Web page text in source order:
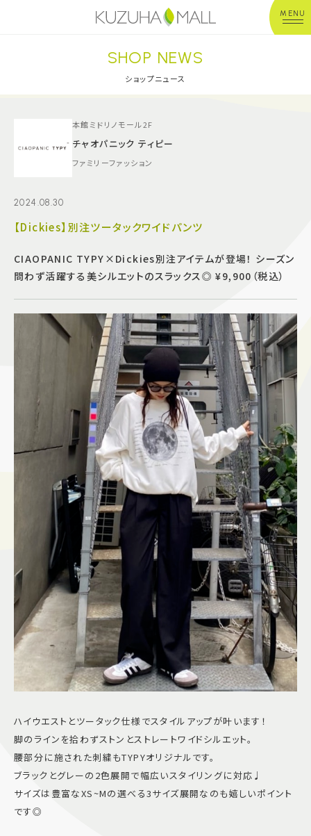
MENU
年中無休平 日：10:00~20:00
※店舗により異なる
ショップガイド
グルメ＆フード
施設案内
アクセス＆駐車場
よくあるご質問
スタッフ募集
サイトマップ
プライバシーポリシー
Follow US
SHOP NEWS
ショップニュース
本館ミドリノモール2F
チャオパニック ティピー
ファミリーファッション
2024.08.30
【Dickies】別注ツータックワイドパンツ
CIAOPANIC TYPY×Dickies別注アイテムが登場！ シーズン
問わず活躍する美シルエットのスラックス◎ ¥9,900（税込）
ハイウエストとツータック仕様でスタイルアップが叶います！
脚のラインを拾わずストンとストレートワイドシルエット。
腰部分に施された刺繍もTYPYオリジナルです。
ブラックとグレーの2色展開で幅広いスタイリングに対応♩
サイズは豊富なXS~Mの選べる3サイズ展開なのも嬉しいポイント
です◎